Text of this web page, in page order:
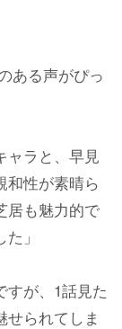
ある声がぴっ
ャラと、早見
和性が素晴ら
居も魅力的で
」
すが、1話見た
られてしま